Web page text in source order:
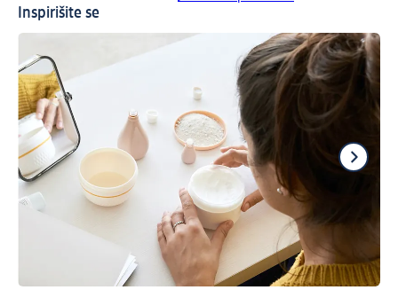
Inspirišite se